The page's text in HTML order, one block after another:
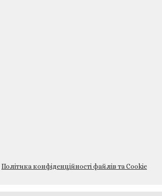
Політика конфіденційності файлів та Cookie